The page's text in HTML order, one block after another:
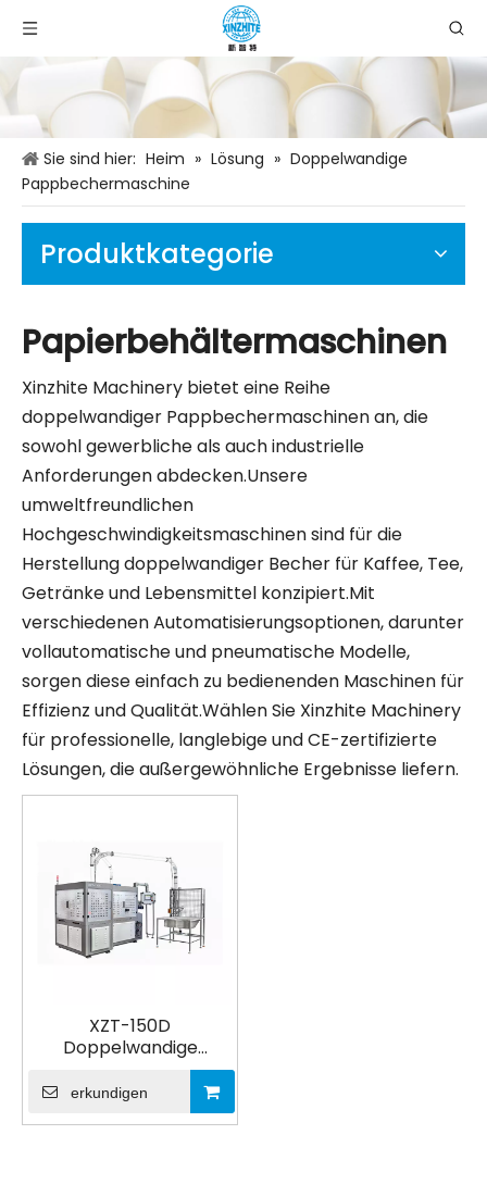
Sie sind hier: Heim » Lösung » Doppelwandige
Pappbechermaschine
Produktkategorie
Papierbehältermaschinen
Xinzhite Machinery bietet eine Reihe
doppelwandiger Pappbechermaschinen an, die
sowohl gewerbliche als auch industrielle
Anforderungen abdecken.Unsere
umweltfreundlichen
Hochgeschwindigkeitsmaschinen sind für die
Herstellung doppelwandiger Becher für Kaffee, Tee,
Getränke und Lebensmittel konzipiert.Mit
verschiedenen Automatisierungsoptionen, darunter
vollautomatische und pneumatische Modelle,
sorgen diese einfach zu bedienenden Maschinen für
Effizienz und Qualität.Wählen Sie Xinzhite Machinery
für professionelle, langlebige und CE-zertifizierte
Lösungen, die außergewöhnliche Ergebnisse liefern.
XZT-150D
Doppelwandige
Pappbechermaschine
erkundigen